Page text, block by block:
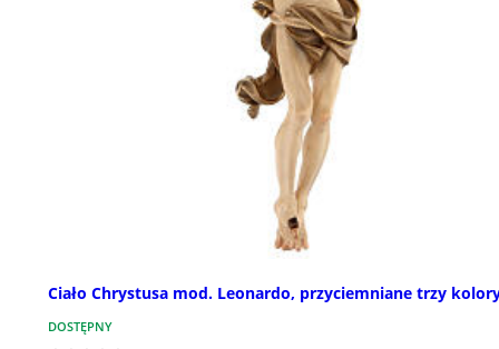
Ciało Chrystusa mod. Leonardo, przyciemniane trzy
DOSTĘPNY